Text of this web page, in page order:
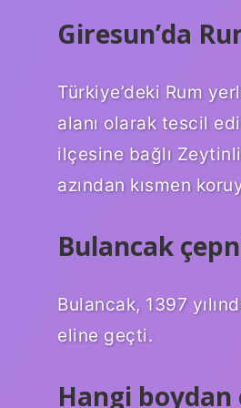
Giresun’da
Türkiye’deki Rum
alanı olarak tescil
ilçesine bağlı
azından kısmen
Bulancak
Bulancak, 1397
eline geçti.
Hangi